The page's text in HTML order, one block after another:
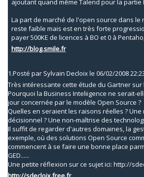
ajoutant quand même Talend pour la partie
La part de marché de l'open source dans le
reste faible mais est en très forte
payer 500KE de licences à BO et 0 à
http://blog.smile.fr
1.Posté par Sylvain Decloixle 06/02/2008
Très intéressante cette étude du Gartner sur
Pourquoi la Business Inteliigence ne serait-
jour concernée par le modèle Open Source ?
Quelles en seraient les raisons réelles ? Une
décisionnel ? Une non-maîtrise des
Il suffit de regarder d'autres domaines, la
exemple, où des solutions Open Source
commencent à se faire une bonne place
GED......
Une petite réflexion sur ce sujet ici: http://